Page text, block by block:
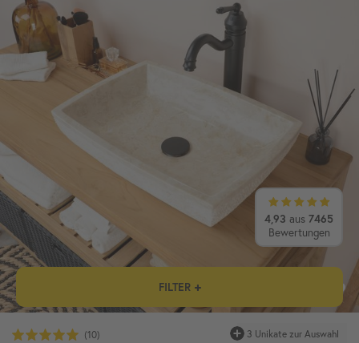
4,93 aus 7465
Bewertungen
FILTER